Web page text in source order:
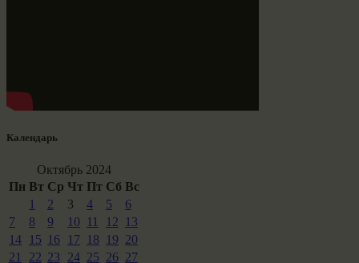
Календарь
Октябрь 2024
Пн Вт Ср Чт Пт Сб Вс
1
2 3 4 5
6
7
8 9 10 11 12
13
14
15 16 17 18 19 20
21
22 23 24 25 26 27